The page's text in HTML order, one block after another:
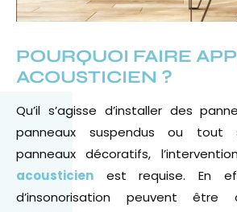
POURQUOI FAIRE
ACOUSTICIEN ?
Qu’il s’agisse d’installer des
panneaux suspendus ou tout
panneaux décoratifs,
acousticien est requise. En
d’insonorisation peuvent être